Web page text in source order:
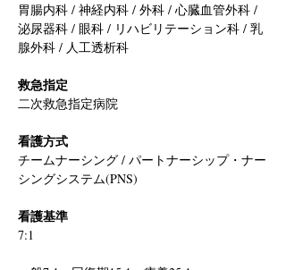
胃腸内科 / 神経内科 / 外科 / 心臓血管外科 /
泌尿器科 / 眼科 / リハビリテーション科 / 乳
腺外科 / 人工透析科
救急指定
二次救急指定病院
看護方式
チームナーシング / パートナーシップ・ナー
シングシステム(PNS)
看護基準
7:1